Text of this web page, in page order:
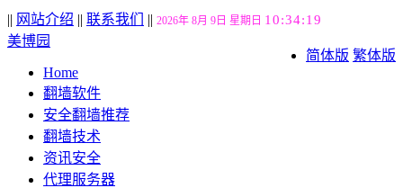
|| 网站介绍 || 联系我们 || 2026年 8月 9日 星期日 10:34:20
简体版 繁体版
美博园
Home
翻墙软件
安全翻墙推荐
翻墙技术
资讯安全
代理服务器